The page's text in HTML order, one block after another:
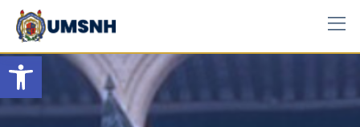
Open toolbar
Skip
content